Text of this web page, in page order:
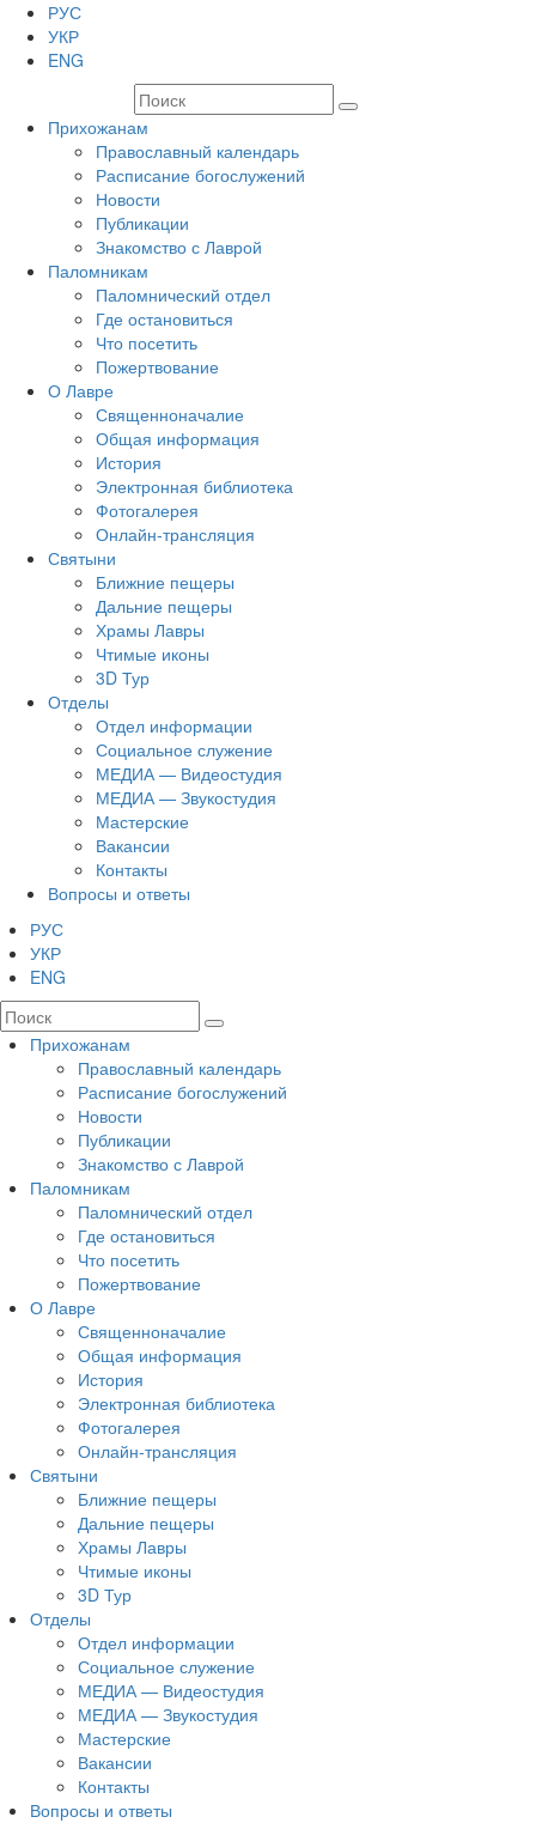
РУС
УКР
ENG
Прихожанам
Православный календарь
Расписание богослужений
Новости
Публикации
Знакомство с Лаврой
Паломникам
Паломнический отдел
Где остановиться
Что посетить
Пожертвование
О Лавре
Священноначалие
Общая информация
История
Электронная библиотека
Фотогалерея
Онлайн-трансляция
Святыни
Ближние пещеры
Дальние пещеры
Храмы Лавры
Чтимые иконы
3D Тур
Отделы
Отдел информации
Социальное служение
МЕДИА — Видеостудия
МЕДИА — Звукостудия
Мастерские
Вакансии
Контакты
Вопросы и ответы
РУС
УКР
ENG
Прихожанам
Православный календарь
Расписание богослужений
Новости
Публикации
Знакомство с Лаврой
Паломникам
Паломнический отдел
Где остановиться
Что посетить
Пожертвование
О Лавре
Священноначалие
Общая информация
История
Электронная библиотека
Фотогалерея
Онлайн-трансляция
Святыни
Ближние пещеры
Дальние пещеры
Храмы Лавры
Чтимые иконы
3D Тур
Отделы
Отдел информации
Социальное служение
МЕДИА — Видеостудия
МЕДИА — Звукостудия
Мастерские
Вакансии
Контакты
Вопросы и ответы